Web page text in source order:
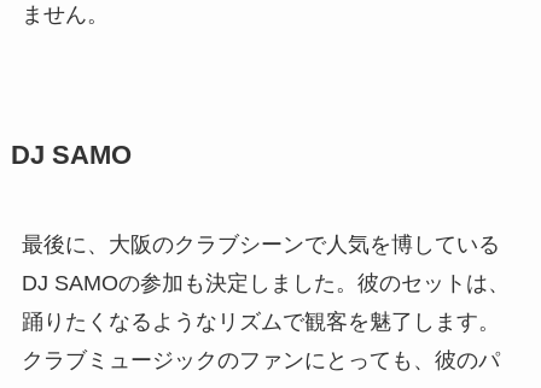
ません。
DJ SAMO
最後に、大阪のクラブシーンで人気を博している
DJ SAMOの参加も決定しました。彼のセットは、
踊りたくなるようなリズムで観客を魅了します。
クラブミュージックのファンにとっても、彼のパ